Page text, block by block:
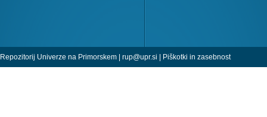
Repozitorij Univerze na Primorskem | rup@upr.si Piškotki in zasebnost